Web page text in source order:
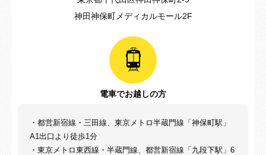
神田神保町メディカルモール2F
電車でお越しの方
・都営新宿線・三田線、東京メトロ半蔵門線「神保町駅」
A1出口より徒歩1分
・東京メトロ東西線・半蔵門線、都営新宿線「九段下駅」6